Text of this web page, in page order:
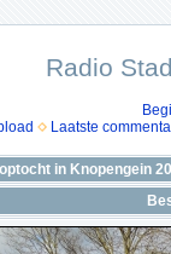
Radio
Laatste
in Knopengein